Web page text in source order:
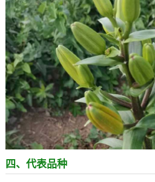
四、代表品种